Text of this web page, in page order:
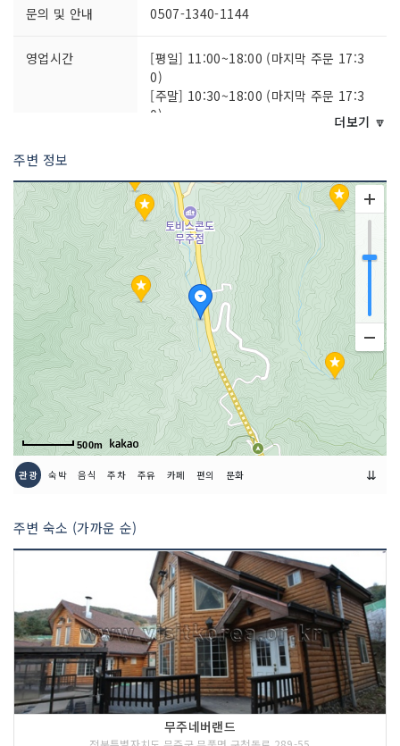
문의 및 안내 0507-1340-1144
영업시간
[평일] 11:00~18:00 (마지막 주문 17:3
0)
[주말] 10:30~18:00 (마지막 주문 17:3
0)
주차시설
쉬는날 매주 수요일
취급 메뉴
키위 라임 에이드 / 자두 에이드 / 아메리
카노 등
인허가번호 20220698033
더보기 🔽
주변 정보
500m
관광 숙박 음식 주차 주유 카페 편의 문화 ⇊
주변 숙소 (가까운 순)
무주네버랜드